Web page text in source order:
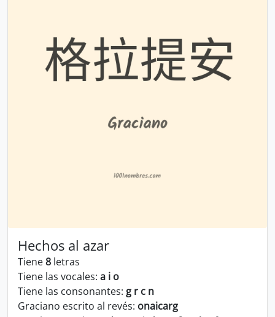
Hechos al azar
Tiene8 letras
Tiene las vocales: a i o
Tiene las consonantes: g r c n
Graciano escrito al revés: onaicarg